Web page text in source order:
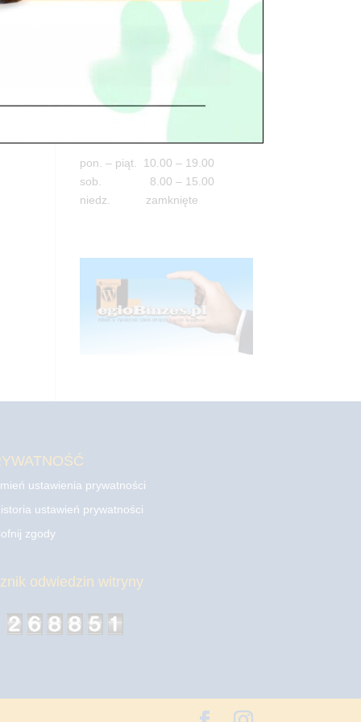
05-100 Nowy Dwór Mazowiecki
tel. 503 900 215
pon. – piąt. 10.00 – 19.00
sob. 8.00 – 15.00
niedz. zamknięte
ustawienia prywatności
ustawień prywatności
zgody
odwiedzin witryny